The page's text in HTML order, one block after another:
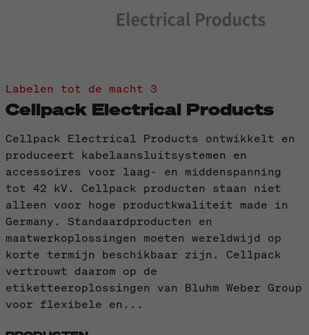
Labelen tot de macht 3
Cellpack Electrical Products
Cellpack Electrical Products ontwikkelt en
produceert kabelaansluitsystemen en
accessoires voor laag- en middenspanning
tot 42 kV. Cellpack producten staan niet
alleen voor hoge productkwaliteit made in
Germany. Standaardproducten en
maatwerkoplossingen moeten wereldwijd op
korte termijn beschikbaar zijn. Cellpack
vertrouwt daarom op de
etiketteeroplossingen van Bluhm Weber Group
voor flexibele en...